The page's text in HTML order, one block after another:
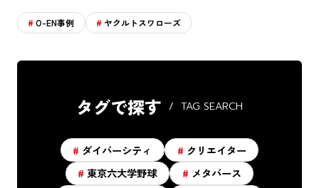
O-EN事例 ヤクルトスワローズ
タグで探す TAG SEARCH
ダイバーシティ
クリエイター
東京六大学野球
メタバース